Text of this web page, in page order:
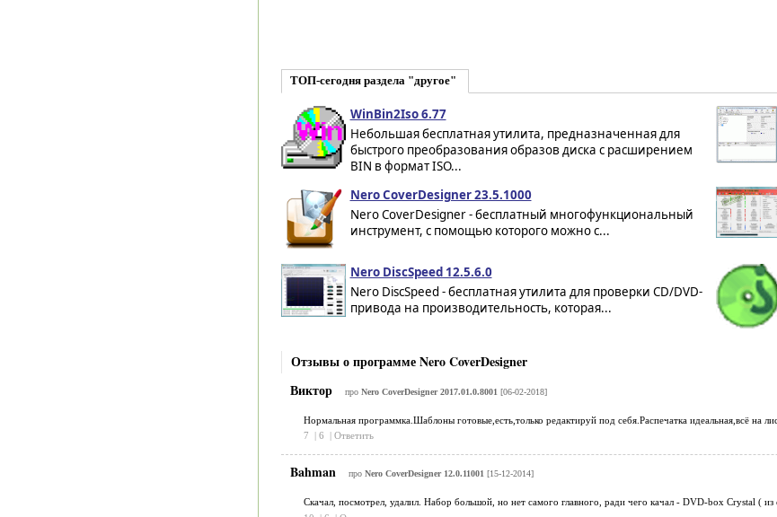
ТОП-сегодня раздела "другое"
WinBin2Iso 6.77
Небольшая бесплатная утилита, предназначенная для
быстрого преобразования образов диска с расширением
BIN в формат ISO...
Nero CoverDesigner 23.5.1000
Nero CoverDesigner - бесплатный многофункциональный
инструмент, с помощью которого можно с...
Nero DiscSpeed 12.5.6.0
Nero DiscSpeed - бесплатная утилита для проверки CD/DVD-
привода на производительность, которая...
Отзывы о программе Nero CoverDesigner
Виктор
про Nero CoverDesigner 2017.01.0.8001 [06-02-2018]
Нормальная программка.Шаблоны готовые,есть,только редактируй под себя.Распечатка идеальная,всё на
7
6 Ответить
Bahman про Nero CoverDesigner 12.0.11001[15-12-2014]
Скачал, посмотрел, удалил. Набор большой, но нет самого главного, ради чего качал - DVD-box Crystal ( из